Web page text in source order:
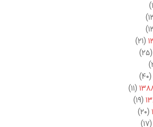
(۲۱)
(۲۵)
(۴۰)
(۱۱)
(۱۹)
(۲۰)
(۱۷)